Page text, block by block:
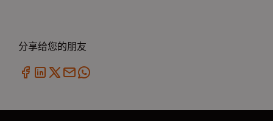
分享给您的朋友